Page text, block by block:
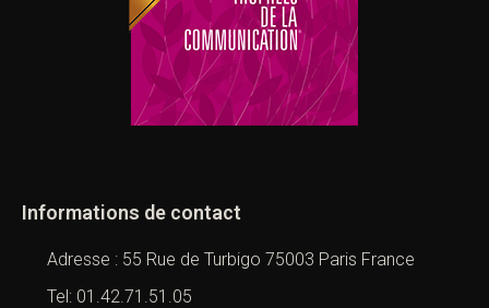
Informations de contact
Adresse : 55 Rue de Turbigo 75003 Paris France
Tel: 01.42.71.51.05